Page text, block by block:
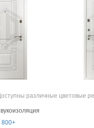
различные цветовые
800+